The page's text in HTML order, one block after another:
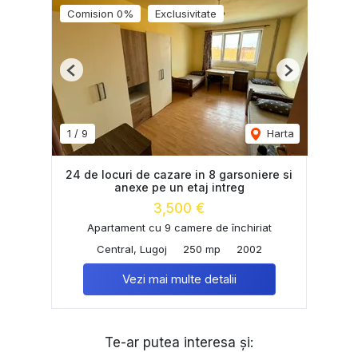
Comision 0% Exclusivitate
1 / 9 Harta
Previous Next
24 de locuri de cazare in 8 garsoniere si
anexe pe un etaj intreg
3,500 €
Apartament cu 9 camere de închiriat
Central, Lugoj
250 mp 2002
Vezi mai multe detalii
Te-ar putea interesa și: